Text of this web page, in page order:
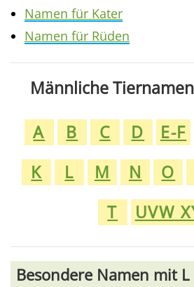
Namen für Kater
Namen für Rüden
Männliche
A
B C D E-F
K
L M N O
T
UVW
Besondere Namen mit L